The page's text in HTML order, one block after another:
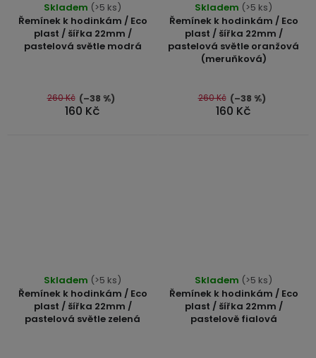
Řemínek k hodinkám / Eco
plast / šířka 22mm /
pastelová světle modrá
Skladem (>5 ks)
160 Kč
260 Kč (–38 %)
Řemínek k hodinkám / Eco
plast / šířka 22mm /
pastelová světle oranžová
(meruňková)
Skladem (>5 ks)
160 Kč
260 Kč (–38 %)
Řemínek k hodinkám / Eco
plast / šířka 22mm /
pastelová světle zelená
Skladem (>5 ks)
Řemínek k hodinkám / Eco
plast / šířka 22mm /
pastelově fialová
Skladem (>5 ks)